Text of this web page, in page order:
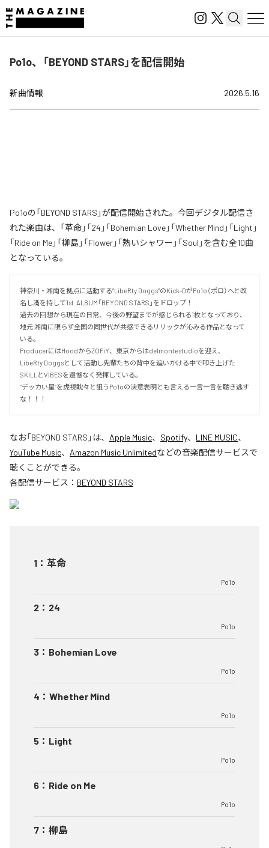
Po1o、「BEYOND STARS」を配信開始
新曲情報 2026.5.16
Po1oの「BEYOND STARS」が配信開始された。今回デジタル配信さ
れた楽曲は、「革命」「24」「Bohemian Love」「Whether Mind」「Light」
「Ride on Me」「柳島」「Flower」「熱いシャワー」「Soul」を含む全10曲
となっている。
神奈川・湘南を拠点に活動する”LibeRty Doggs”のKick-DがPo1o（ポロ）へと改
名し満を持して1st  ALBUM「BEYOND STARS」をドロップ！
過去の回想から現在の日常、今後の野望までが感じられる1枚となっており、
地元 湘南に限らず全国の同世代が共感できるリリックが沁みる作品となって
いる。
ProducerにはHoodからZOFiY、東京からはdelmontestudioを迎え、
LibeRty Doggsとして活動し先輩たちの背中を追いかける中で叩き上げた
SKILLとVIBESを遺憾なく発揮している。
”デッカい星”を虎視眈々と狙うPo1oの決意表明とも言える一言一言を聴き逃す
な！！！
なお「BEYOND STARS 」は、 Apple Music、 Spotify、 LINE MUSIC、
YouTube Music、 Amazon Music Unlimitedなどの音楽配信サービスで
聴くことができる。
各配信サービス： BEYOND STARS
1 ： 革命
Po1o
2 ： 24
Po1o
3 ： Bohemian Love
Po1o
4 ： Whether Mind
Po1o
5 ： Light
Po1o
6 ： Ride on Me
Po1o
7 ： 柳島